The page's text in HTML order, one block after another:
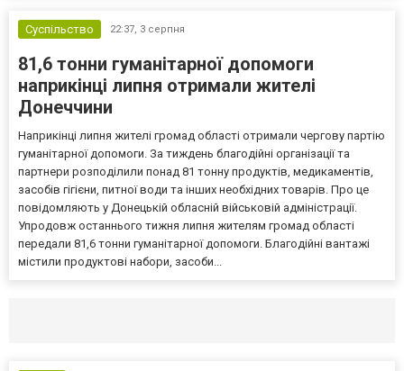
Суспільство 22:37, 3 серпня
81,6 тонни гуманітарної допомоги
наприкінці липня отримали жителі
Донеччини
Наприкінці липня жителі громад області отримали чергову партію
гуманітарної допомоги. За тиждень благодійні організації та
партнери розподілили понад 81 тонну продуктів, медикаментів,
засобів гігієни, питної води та інших необхідних товарів. Про це
повідомляють у Донецькій обласній військовій адміністрації.
Упродовж останнього тижня липня жителям громад області
передали 81,6 тонни гуманітарної допомоги. Благодійні вантажі
містили продуктові набори, засоби...